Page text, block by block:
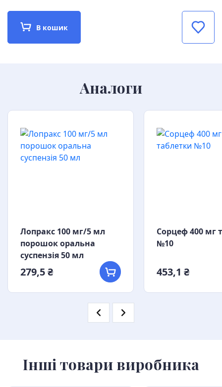
В кошик
Аналоги
Лопракс 100 мг/5 мл
порошок оральна
суспензія 50 мл
279,5 ₴
Сорцеф 400 мг
№10
453,1 ₴
Інші товари виробника